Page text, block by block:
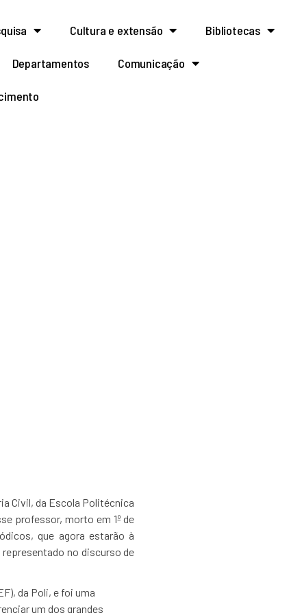
Cultura e extensão Bibliotecas
Departamentos Comunicação
Civil, da Escola Politécnica
professor, morto em 1º de
que agora estarão à
no discurso de
da Poli, e foi uma
um dos grandes